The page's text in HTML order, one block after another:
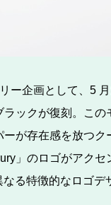
ー企画として、5
ックが復刻。この
が存在感を放つク
」のロゴがアクセ
る特徴的なロゴデ